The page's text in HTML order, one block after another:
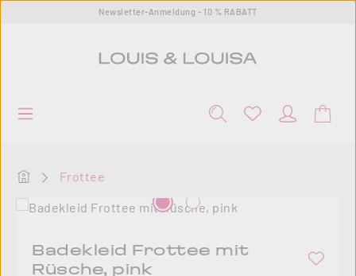
Zum Hauptinhalt springenNewsletter-Anmeldung - 10 % RABATT
Startseite
Frottee
Bildergalerie überspringen
Badekleid Frottee mit
Rüsche, pink